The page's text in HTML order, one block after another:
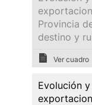
Provincia
destino y
Ver cuadro
Evolución